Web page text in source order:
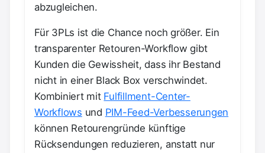
abzugleichen.
Für 3PLs ist die Chance noch größer. Ein
transparenter Retouren-Workflow gibt
Kunden die Gewissheit, dass ihr Bestand
nicht in einer Black Box verschwindet.
Kombiniert mit Fulfillment-Center-
Workflows und PIM-Feed-Verbesserungen
können Retourengründe künftige
Rücksendungen reduzieren, anstatt nur